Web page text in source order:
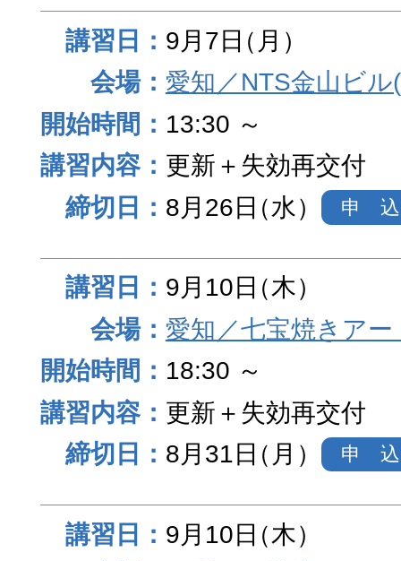
9月7日（月）
愛知／NTS金山ビ
13:30 ～
更新＋失効再交付
8月26日（水） 申 込
9月10日（木）
愛知／七宝焼きア
18:30 ～
更新＋失効再交付
8月31日（月） 申 込
9月10日（木）